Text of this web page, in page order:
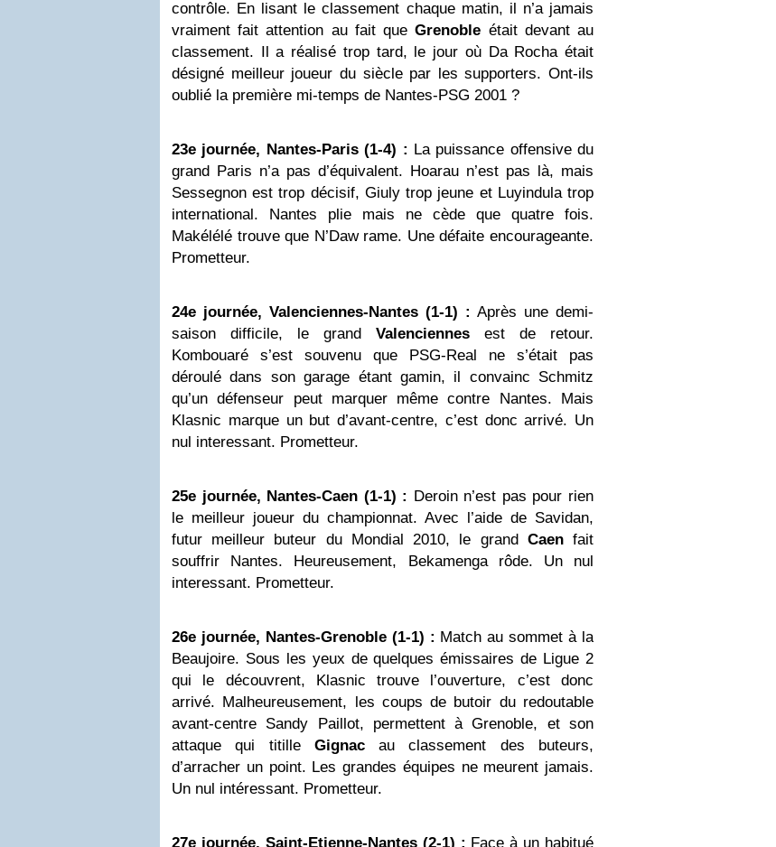
contrôle. En lisant le classement chaque matin, il n’a jamais
vraiment fait attention au fait queGrenoble était devant au
classement. Il a réalisé trop tard, le jour où Da Rocha était
désigné meilleur joueur du siècle par les supporters. Ont-ils
oublié la première mi-temps de Nantes-PSG 2001 ?
23e journée, Nantes-Paris (1-4) : La puissance offensive du
grand Paris n’a pas d’équivalent. Hoarau n’est pas là, mais
Sessegnon est trop décisif, Giuly trop jeune et Luyindula trop
international. Nantes plie mais ne cède que quatre fois.
Makélélé trouve que N’Daw rame. Une défaite encourageante.
Prometteur.
24e journée, Valenciennes-Nantes (1-1) : Après une demi-
saison difficile, le grand Valenciennes est de retour.
Kombouaré s’est souvenu que PSG-Real ne s’était pas
déroulé dans son garage étant gamin, il convainc Schmitz
qu’un défenseur peut marquer même contre Nantes. Mais
Klasnic marque un but d’avant-centre, c’est donc arrivé. Un
nul interessant. Prometteur.
25e journée, Nantes-Caen (1-1) : Deroin n’est pas pour rien
le meilleur joueur du championnat. Avec l’aide de Savidan,
futur meilleur buteur du Mondial 2010, le grand Caenfait
souffrir Nantes. Heureusement, Bekamenga rôde. Un nul
interessant. Prometteur.
26e journée, Nantes-Grenoble (1-1) : Match au sommet à la
Beaujoire. Sous les yeux de quelques émissaires de Ligue 2
qui le découvrent, Klasnic trouve l’ouverture, c’est donc
arrivé. Malheureusement, les coups de butoir du redoutable
avant-centre Sandy Paillot, permettent à Grenoble, et son
attaque qui titille Gignacau classement des buteurs,
d’arracher un point. Les grandes équipes ne meurent jamais.
Un nul intéressant. Prometteur.
27e journée, Saint-Etienne-Nantes (2-1) : Face à un habitué